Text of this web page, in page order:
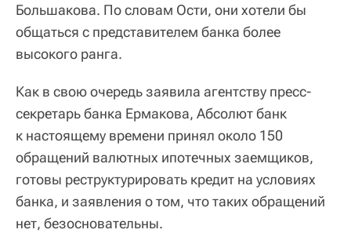
Большакова. По словам Ости, они хотели бы
общаться с представителем банка более
высокого ранга.
Как в свою очередь заявила агентству пресс-
секретарь банка Ермакова, Абсолют банк
к настоящему времени принял около 150
обращений валютных ипотечных заемщиков,
готовы реструктурировать кредит на условиях
банка, и заявления о том, что таких обращений
нет, безосновательны.